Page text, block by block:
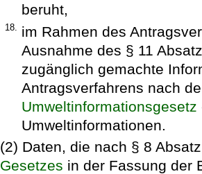
beruht,
18. im Rahmen des
Ausnahme des § 11
zugänglich gemachte
Antragsverfahrens nach
Umweltinformationsgesetz
Umweltinformationen.
(2) Daten, die nach § 8
Gesetzes in der Fassung der